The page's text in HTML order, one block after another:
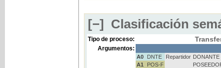
[−] Clasificación
Tipo de proceso:
Argumentos:
A0 DNTE Repartidor DONANTE
A1
POS-F